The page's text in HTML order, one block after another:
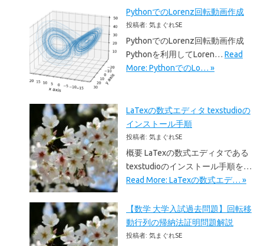
PythonでのLorenz回転動画作成
投稿者: 気まぐれSE
PythonでのLorenz回転動画作成
Pythonを利用してLoren… Read
More: PythonでのLo… »
LaTexの数式エディタ texstudioの
インストール手順
投稿者: 気まぐれSE
概要 LaTexの数式エディタである
texstudioのインストール手順を…
Read More: LaTexの数式エデ… »
【数学 大学入試過去問題】回転移
動行列の帰納法証明問題解説
投稿者: 気まぐれSE